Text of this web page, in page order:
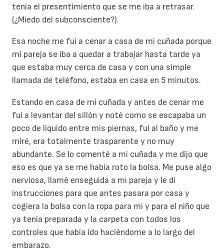
tenía el presentimiento que se me iba a retrasar.
(¿Miedo del subconsciente?).
Esa noche me fui a cenar a casa de mi cuñada porque
mi pareja se iba a quedar a trabajar hasta tarde ya
que estaba muy cerca de casa y con una simple
llamada de teléfono, estaba en casa en 5 minutos.
Estando en casa de mi cuñada y antes de cenar me
fui a levantar del sillón y noté como se escapaba un
poco de líquido entre mis piernas, fui al baño y me
miré, era totalmente trasparente y no muy
abundante. Se lo comenté a mi cuñada y me dijo que
eso es que ya se me había roto la bolsa. Me puse algo
nerviosa, llamé enseguida a mi pareja y le di
instrucciones para que antes pasara por casa y
cogiera la bolsa con la ropa para mi y para el niño que
ya tenía preparada y la carpeta con todos los
controles que había ido haciéndome a lo largo del
embarazo.